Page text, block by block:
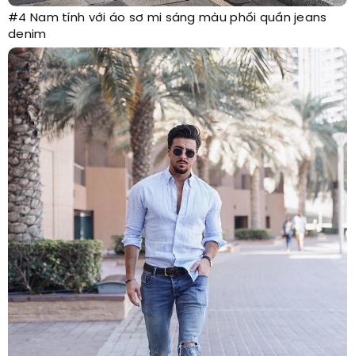
#4 Nam tính với áo sơ mi sáng màu phối quần jeans
denim